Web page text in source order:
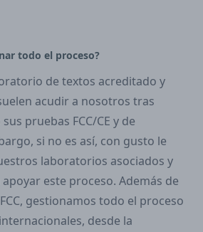
todo el proceso?
de textos acreditado y
acudir a nosotros tras
pruebas FCC/CE y de
si no es así, con gusto le
laboratorios asociados y
este proceso. Además de
gestionamos todo el proceso
desde la